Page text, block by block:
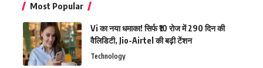
Most Popular
Vi का नया धमाका! सिर्फ ₹10 रोज में 290 दिन की
वैलिडिटी, Jio-Airtel की बढ़ी टेंशन
Technology